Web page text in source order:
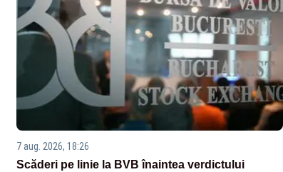
7 aug. 2026, 18:26
Scăderi pe linie la BVB înaintea verdictului